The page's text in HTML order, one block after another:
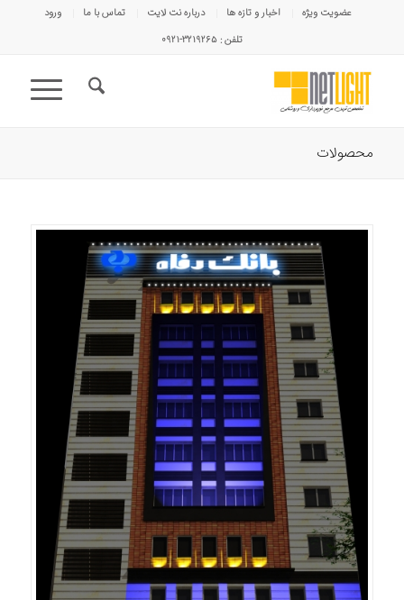
عضویت ویژه اخبار و تازه ها درباره نت لایت تماس با ما
ورود
تلفن : ۳۲۱۹۲۶۵-۰۹۲۱
محصولات